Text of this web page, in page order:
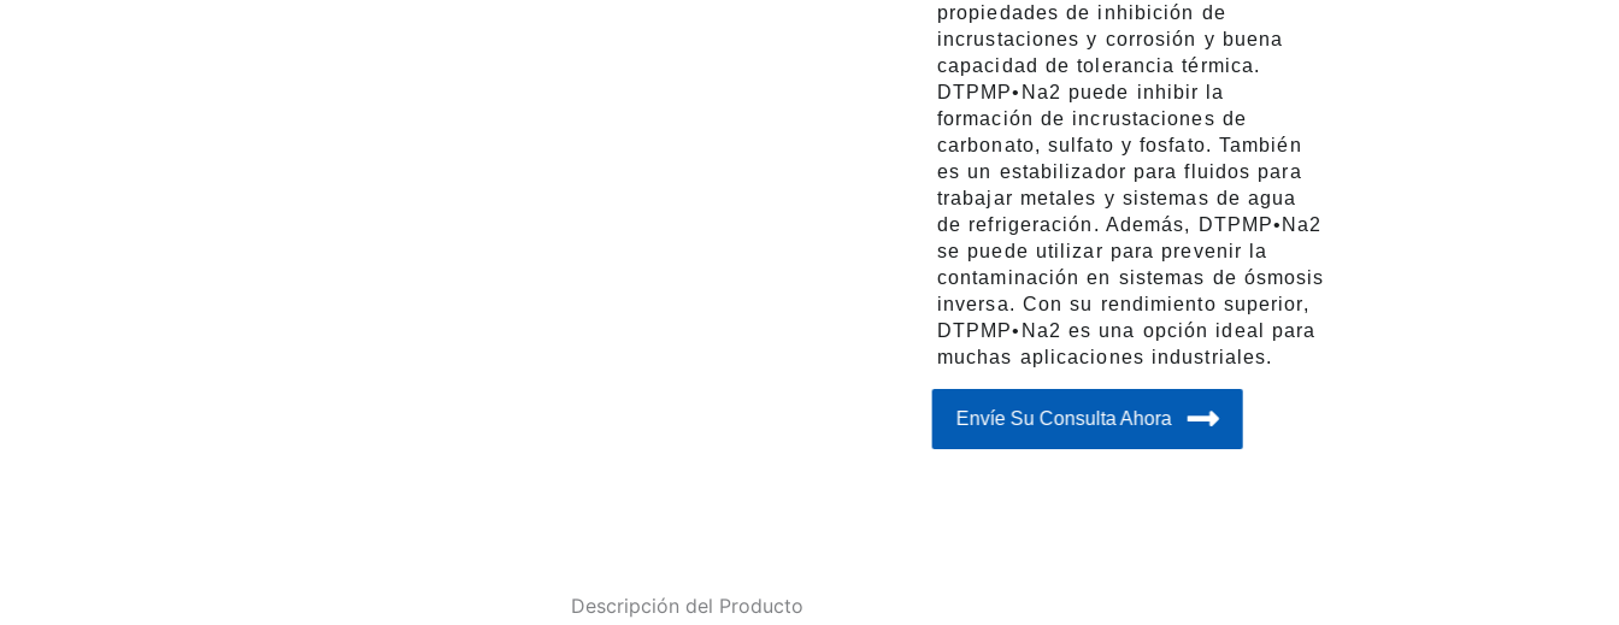
propiedades de inhibición de
incrustaciones y corrosión y buena
capacidad de tolerancia térmica.
DTPMP•Na2 puede inhibir la
formación de incrustaciones de
carbonato, sulfato y fosfato. También
es un estabilizador para fluidos para
trabajar metales y sistemas de agua
de refrigeración. Además, DTPMP•Na2
se puede utilizar para prevenir la
contaminación en sistemas de ósmosis
inversa. Con su rendimiento superior,
DTPMP•Na2 es una opción ideal para
muchas aplicaciones industriales.
Envíe Su Consulta Ahora
Descripción del Producto